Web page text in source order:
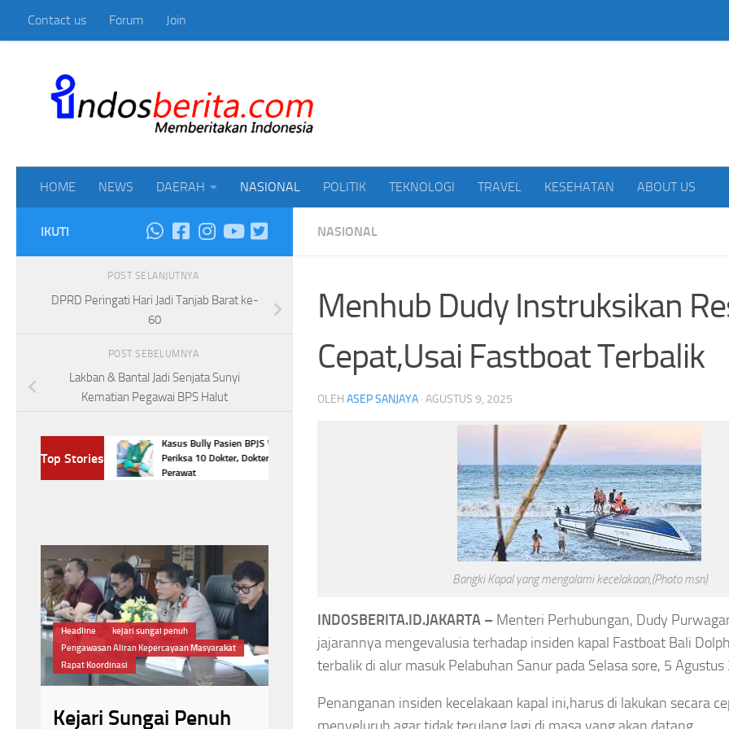
Skip to content
Contact us Forum Join
HOME NEWS DAERAH NASIONAL POLITIK TEKNOLOGI TRAVEL KESEHATAN ABOUT US
NASIONAL
Menhub Dudy Instruksikan
Cepat,Usai Fastboat Terbalik
OLEH ASEP SANJAYA · AGUSTUS 9, 2025
Bangki Kapal yang mengalami kecelakaan,(Photo msn)
INDOSBERITA.ID.JAKARTA – Menteri Perhubungan, Dudy
jajarannya mengevalusia terhadap insiden kapal Fastboat Bali
terbalik di alur masuk Pelabuhan Sanur pada Selasa sore, 5 Agustus
Penanganan insiden kecelakaan kapal ini,harus di lakukan secara
IKUTI
POST SELANJUTNYA
DPRD Peringati Hari Jadi Tanjab Barat ke-
60
POST SEBELUMNYA
Lakban & Bantal Jadi Senjata Sunyi
Kematian Pegawai BPS Halut
Top Stories
Terjadi pada
Kasus Bully Pasien BPJS Viral, KKI
Periksa 10 Dokter, Dokter Gigi, dan
Perawat
Smash Semangat Kemerdekaan! Bupati
Cup III Resmi Menghangatkan HUT RI
hingga Aparat Keamanan
#Jaga Kesehatan
Headline
Jaga Kesehatan Mata
Manfaat Makan Telur
#BPJS Kesehatan
Headline
Bupati Cup III
Headline
Semarak HUT RI